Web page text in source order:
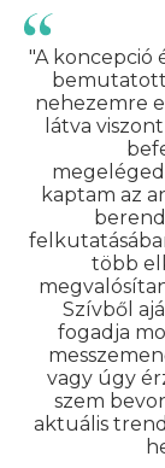
"A koncepció
bemutatott
nehezemre
látva
kaptam az
több
Szívből
fogadja
vagy úgy
szem
aktuális